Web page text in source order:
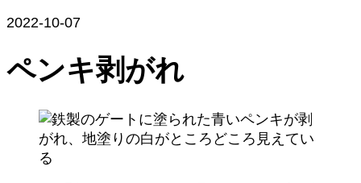
2022-10-07
ペンキ剥がれ